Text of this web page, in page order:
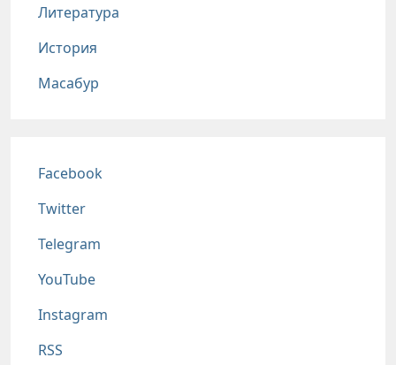
Литература
История
Масабур
Соц сети
Facebook
Twitter
Telegram
YouTube
Instagram
RSS